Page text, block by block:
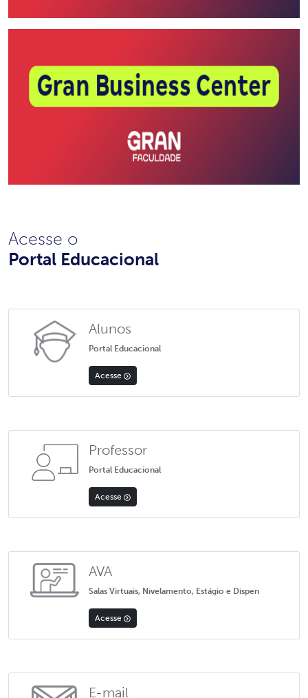
Acesse o
Portal Educacional
Alunos
Portal Educacional
Acesse
Professor
Portal Educacional
Acesse
AVA
Salas Virtuais, Nivelamento, Estágio e Dispen
Acesse
E-mail